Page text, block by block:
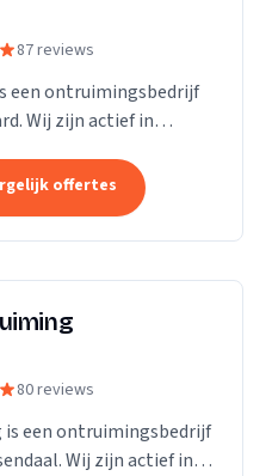
87 reviews
een ontruimingsbedrijf
Wij zijn actief in
offertes
80 reviews
een ontruimingsbedrijf
Wij zijn actief in